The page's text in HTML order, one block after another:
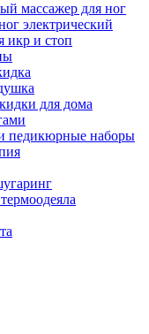
массажер для ног
электрический
икр и стоп
для дома
педикюрные наборы